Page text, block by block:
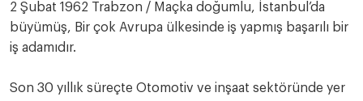
2 Şubat 1962 Trabzon / Maçka doğumlu, İstanbul’da
büyümüş, Bir çok Avrupa ülkesinde iş yapmış başarılı bir
iş adamıdır.
Son 30 yıllık süreçte Otomotiv ve inşaat sektöründe yer